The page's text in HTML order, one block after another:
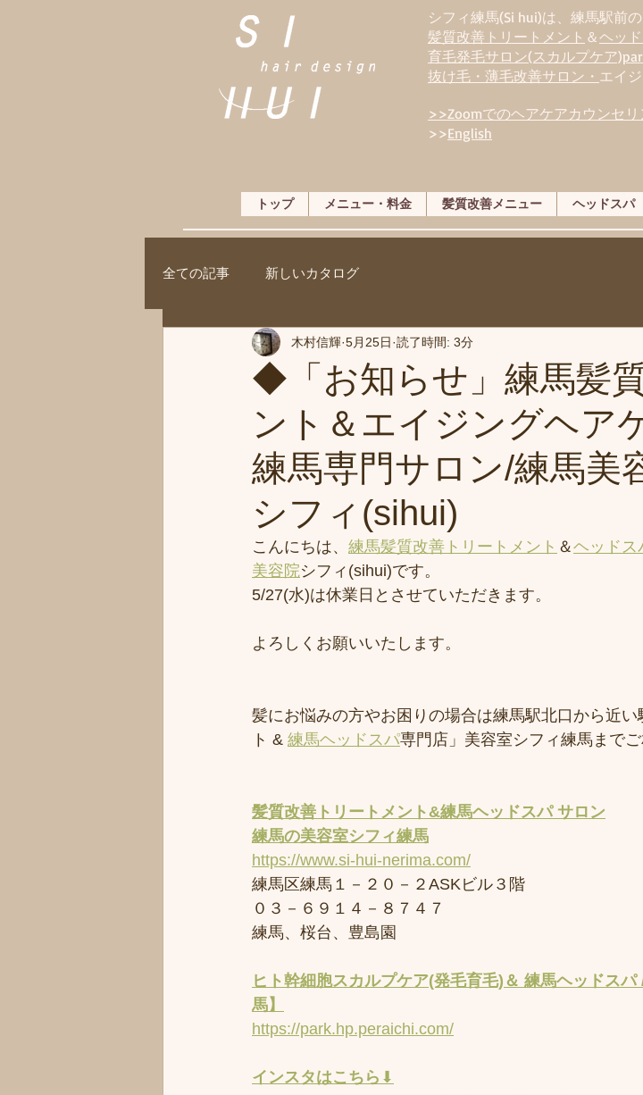
シフィ練馬(Si hui)は、 練馬駅前
髪質改善トリートメント ＆ヘッ
育毛発毛サロン(スカルプケア
抜け毛・薄毛改善サロン・ エイ
>>Zoomでのヘアケアカウンセ
>>English
トップ メニュー・料金 髪質改善メニュー ヘッドスパ
全ての記事 新しいカタログ
◆「お知らせ」練馬髪
ント＆エイジングヘア
練馬専門サロン/練馬美
シフィ(sihui)
木村信輝 5月25日 読了時間: 3分
こんにちは、 練馬髪質改善トリートメント ＆ヘッドス
美容院シフィ(sihui)です。
5/27(水)は休業日とさせていただきます。
よろしくお願いいたします。
髪にお悩みの方やお困りの場合は練馬駅北口から近
ト & 練馬ヘッドスパ専門店」美容室シフィ練馬までご
髪質改善トリートメント&練馬ヘッドスパ サロン
練馬の美容室シフィ練馬
https://www.si-hui-nerima.com/
練馬区練馬１－２０－２ASKビル３階
０３－６９１４－８７４７
練馬、桜台、豊島園
ヒト幹細胞スカルプケア(発毛育毛)＆ 練馬ヘッドス
馬】
https://park.hp.peraichi.com/
インスタはこちら ⬇︎